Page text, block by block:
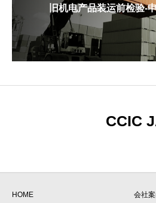
旧机电产品装运前检验-
CCIC
HOME 会社